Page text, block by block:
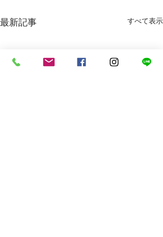
最新記事 すべて表示